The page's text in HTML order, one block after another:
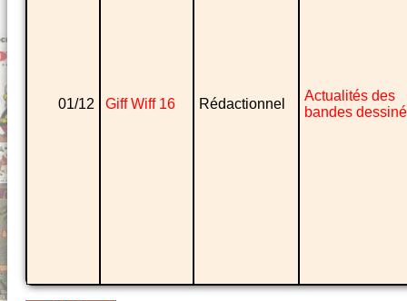
01/12 Giff Wiff 16 Rédactionnel
Actualités des
bandes